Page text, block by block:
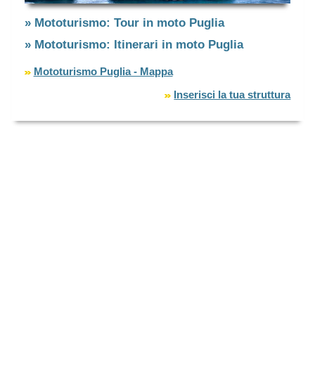
» Mototurismo: Tour in moto Puglia
» Mototurismo: Itinerari in moto Puglia
Mototurismo Puglia - Mappa
Inserisci la tua struttura